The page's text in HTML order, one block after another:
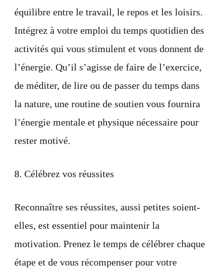
équilibre entre le travail, le repos et les loisirs.
Intégrez à votre emploi du temps quotidien des
activités qui vous stimulent et vous donnent de
l’énergie. Qu’il s’agisse de faire de l’exercice,
de méditer, de lire ou de passer du temps dans
la nature, une routine de soutien vous fournira
l’énergie mentale et physique nécessaire pour
rester motivé.
8. Célébrez vos réussites
Reconnaître ses réussites, aussi petites soient-
elles, est essentiel pour maintenir la
motivation. Prenez le temps de célébrer chaque
étape et de vous récompenser pour votre